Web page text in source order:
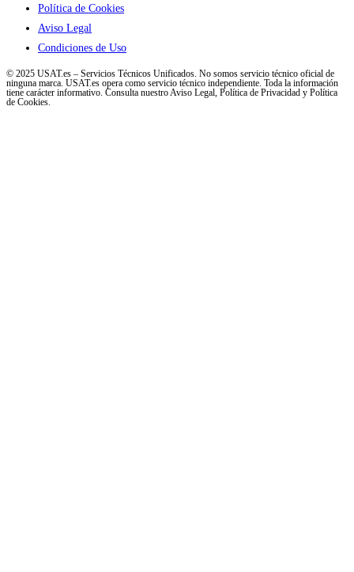
Política de Cookies
Aviso Legal
Condiciones de Uso
© 2025 USAT.es – Servicios Técnicos Unificados. No somos servicio técnico oficial de
ninguna marca. USAT.es opera como servicio técnico independiente. Toda la información
tiene carácter informativo. Consulta nuestro Aviso Legal, Política de Privacidad y Política
de Cookies.